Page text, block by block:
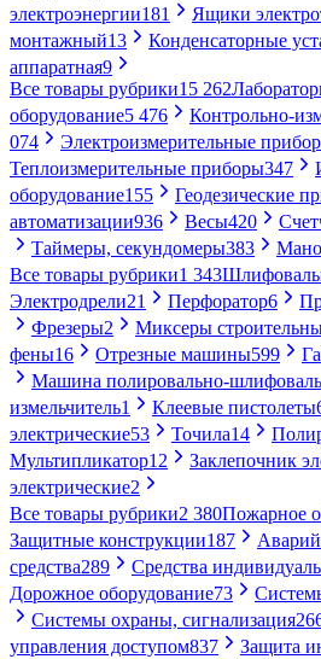
электроэнергии181 Ящики
монтажный13 Конденсаторные
аппаратная9
Все товары рубрики15 262
оборудование5 476 Контрольно-
074
Электроизмерительные
Теплоизмерительные приборы347
оборудование155 Геодезические
автоматизации936 Весы420
Таймеры, секундомеры383
Все товары рубрики1 343
Электродрели21 Перфоратор6
Фрезеры2 Миксеры
фены16 Отрезные машины599
Машина полировально-
измельчитель1 Клеевые пистолеты
электрические53 Точила14
Мультипликатор12 Заклепочник
электрические2
Все товары рубрики2 380Пожарное
Защитные конструкции187
средства289 Средства
Дорожное оборудование73
Системы охраны, сигнализация
управления доступом837 Защита